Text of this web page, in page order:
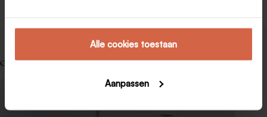
Alle cookies toestaan
Aanpassen
Gerelateerde berichten